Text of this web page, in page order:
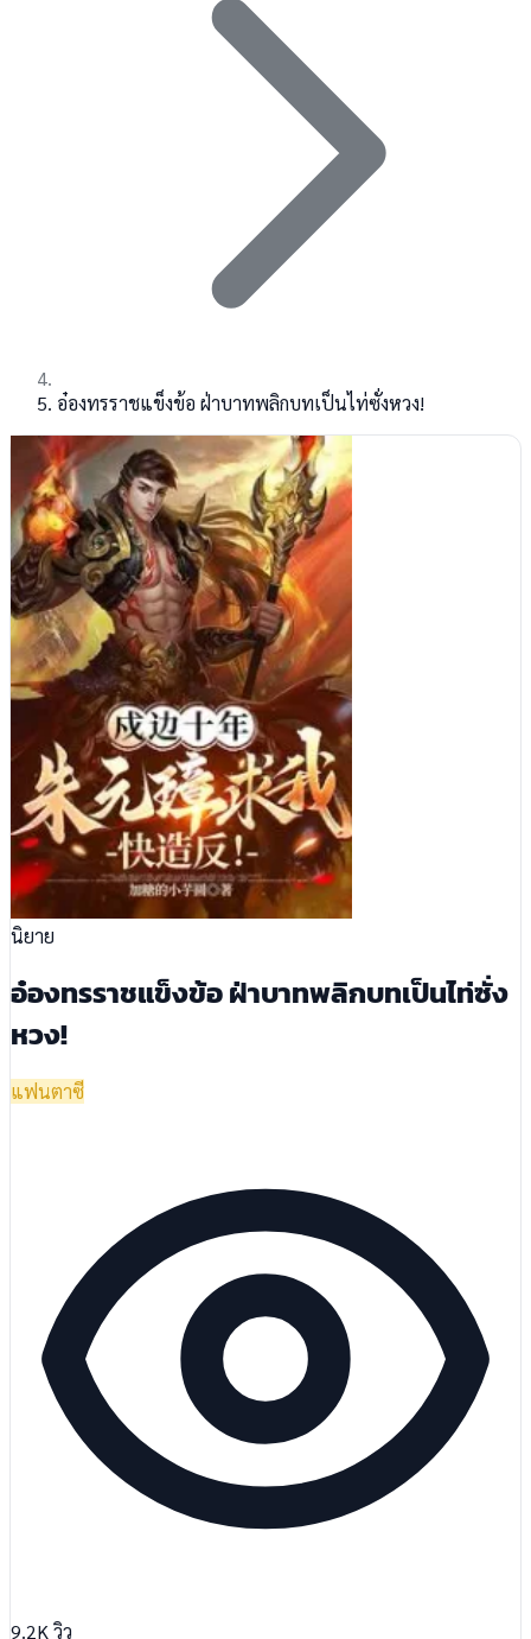
อ๋องทรราชแข็งข้อ ฝ่าบาทพลิกบทเป็นไท่ซั่งหวง!
นิยาย
อ๋องทรราชแข็งข้อ ฝ่าบาทพลิกบทเป็นไท่ซั่ง
หวง!
แฟนตาซี
9.2K วิว